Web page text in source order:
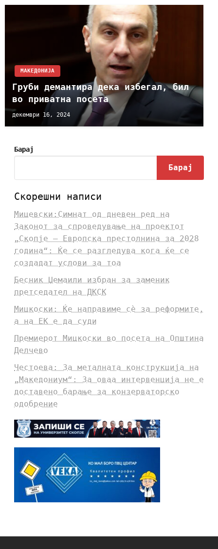
МАКЕДОНИЈА
Груби демантира дека избегал, бил
во приватна посета
декември 16, 2024
Барај
Барај
Скорешни написи
Мицевски:Симнат од дневен ред на
Законот за спроведување на проектот
„Скопје – Европска престолнина за 2028
година“: Ќе се разгледува кога ќе се
создадат услови за тоа
Бесник Џемаили избран за заменик
претседател на ДКСК
Мицкоски: Ќе направиме сè за реформите,
а на ЕК е да суди
Премиерот Мицкоски во посета на Општина
Делчево
Честоева: За металната конструкција на
„Македониум“: За оваа интервенција не е
доставено барање за конзерваторско
одобрение